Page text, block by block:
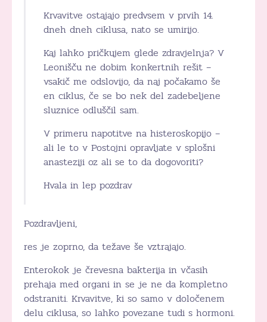
Krvavitve ostajajo predvsem v prvih 14.
dneh dneh ciklusa, nato se umirijo.
Kaj lahko pričkujem glede zdravjelnja? V
Leonišču ne dobim konkertnih rešit –
vsakič me odslovijo, da naj počakamo še
en ciklus, če se bo nek del zadebeljene
sluznice odluščil sam.
V primeru napotitve na histeroskopijo –
ali le to v Postojni opravljate v splošni
anasteziji oz ali se to da dogovoriti?
Hvala in lep pozdrav
Pozdravljeni,
res je zoprno, da težave še vztrajajo.
Enterokok je črevesna bakterija in včasih
prehaja med organi in se je ne da kompletno
odstraniti. Krvavitve, ki so samo v določenem
delu ciklusa, so lahko povezane tudi s hormoni.